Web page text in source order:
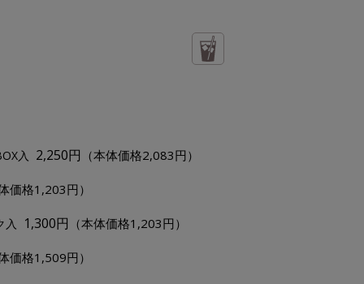
入 2,250円 （本体価格2,083円）
価格1,203円）
入 1,300円 （本体価格1,203円）
価格1,509円）